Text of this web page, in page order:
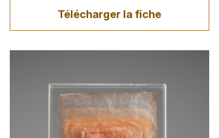
Télécharger la fiche